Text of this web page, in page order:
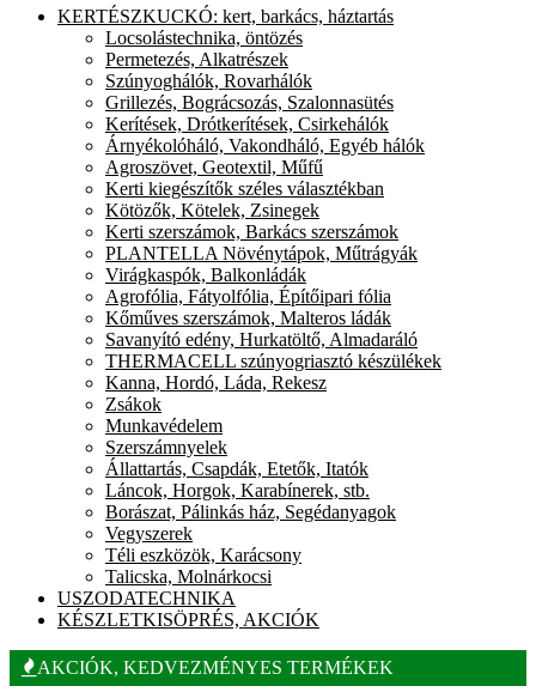
KERTÉSZKUCKÓ: kert, barkács, háztartás
Locsolástechnika, öntözés
Permetezés, Alkatrészek
Szúnyoghálók, Rovarhálók
Grillezés, Bográcsozás, Szalonnasütés
Kerítések, Drótkerítések, Csirkehálók
Árnyékolóháló, Vakondháló, Egyéb hálók
Agroszövet, Geotextil, Műfű
Kerti kiegészítők széles választékban
Kötözők, Kötelek, Zsinegek
Kerti szerszámok, Barkács szerszámok
PLANTELLA Növénytápok, Műtrágyák
Virágkaspók, Balkonládák
Agrofólia, Fátyolfólia, Építőipari fólia
Kőműves szerszámok, Malteros ládák
Savanyító edény, Hurkatöltő, Almadaráló
THERMACELL szúnyogriasztó készülékek
Kanna, Hordó, Láda, Rekesz
Zsákok
Munkavédelem
Szerszámnyelek
Állattartás, Csapdák, Etetők, Itatók
Láncok, Horgok, Karabínerek, stb.
Borászat, Pálinkás ház, Segédanyagok
Vegyszerek
Téli eszközök, Karácsony
Talicska, Molnárkocsi
USZODATECHNIKA
KÉSZLETKISÖPRÉS, AKCIÓK
AKCIÓK, KEDVEZMÉNYES TERMÉKEK